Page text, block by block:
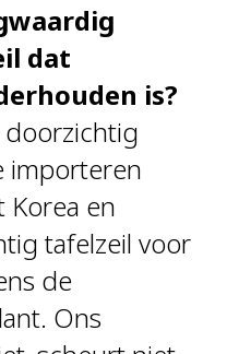
dat
is?
doorzichtig
importeren
Korea en
tafelzeil voor
de
Ons